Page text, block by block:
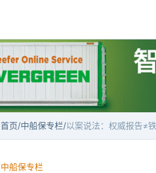
首页/中船保专栏/
中船保专栏